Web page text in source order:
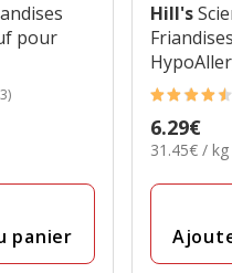
pour
panier
Hill's
4.8
étoiles
avec
41
Prix
6.29€
6.29€
31.45€
Kg
31.45€ / kg